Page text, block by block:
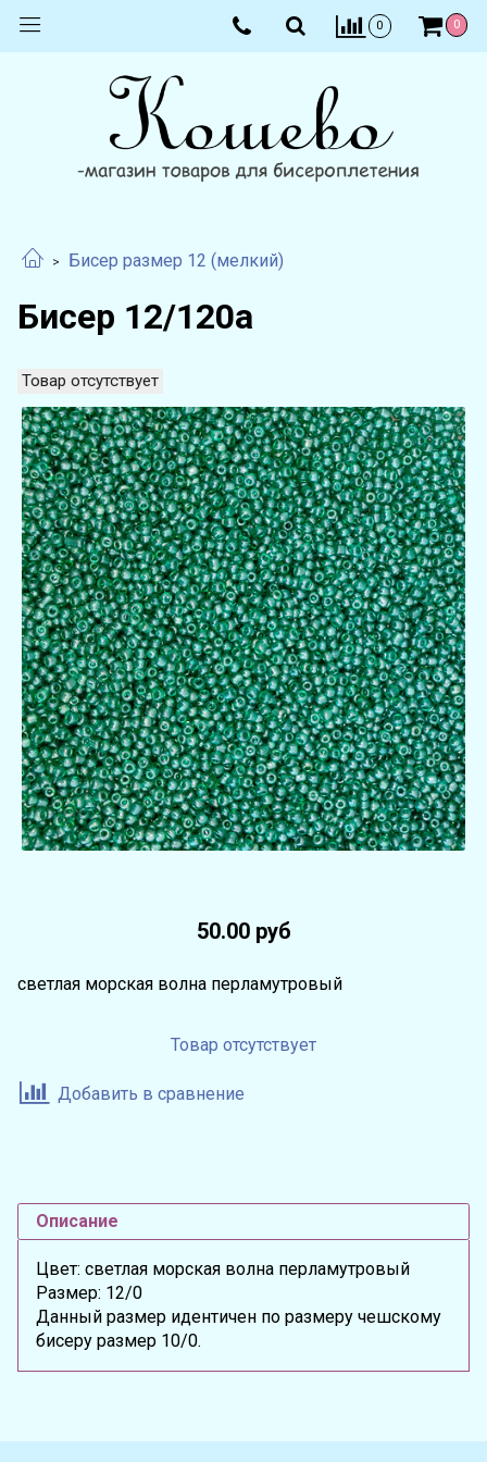
0 0
Бисер размер 12 (мелкий)
Бисер 12/120а
Товар отсутствует
50.00 руб
светлая морская волна перламутровый
Товар отсутствует
Добавить в сравнение
Описание
Цвет: светлая морская волна перламутровый
Размер: 12/0
Данный размер идентичен по размеру чешскому
бисеру размер 10/0.